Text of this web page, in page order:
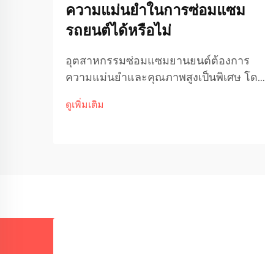
ความแม่นยำในการซ่อมแซม
รถยนต์ได้หรือไม่
อุตสาหกรรมซ่อมแซมยานยนต์ต้องการ
ความแม่นยำและคุณภาพสูงเป็นพิเศษ โดย
โครงสร้างสำคัญและแผ่นตัวถังรถ ร้าน
ดูเพิ่มเติม